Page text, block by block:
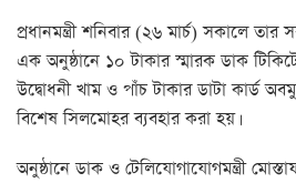
প্রধানমন্ত্রী শনিবার (২৬ মার্চ) সকালে
এক অনুষ্ঠানে ১০ টাকার স্মারক ডাক
উদ্বোধনী খাম ও পাঁচ টাকার ডাটা কার্ড
বিশেষ সিলমোহর ব্যবহার করা হয়।
অনুষ্ঠানে ডাক ও টেলিযোগাযোগমন্ত্রী